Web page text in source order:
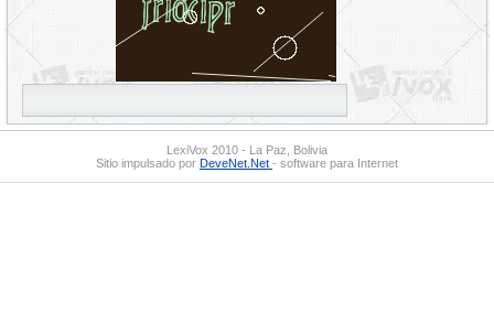
LexiVox 2010 - La Paz, Bolivia
Sitio impulsado por DeveNet.Net - software para Internet